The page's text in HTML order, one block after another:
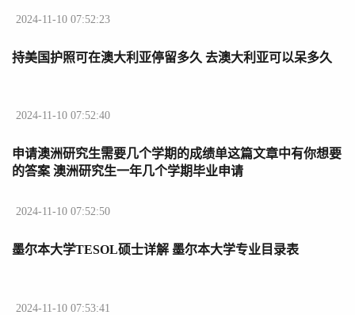
2024-11-10 07:52:23
持美国护照可在澳大利亚停留多久 去澳大利亚可以呆多久
2024-11-10 07:52:40
申请澳洲研究生需要几个学期的成绩单这篇文章中有你想要
的答案 澳洲研究生一年几个学期毕业申请
2024-11-10 07:52:50
墨尔本大学TESOL硕士详解 墨尔本大学专业目录表
2024-11-10 07:53:41